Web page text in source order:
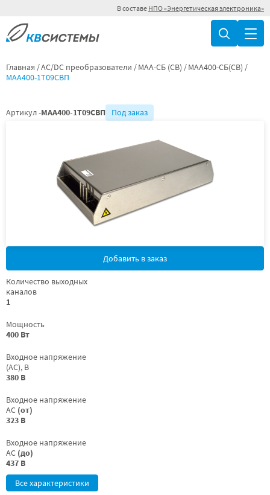
В составе НПО «Энергетическая электроника»
Главная AC/DC преобразователи МАА-СБ (СВ)
МАА400-СБ(СВ)
МАА400-1Т09СВП
Артикул -МАА400-1Т09СВП Под заказ
Добавить в заказ
Количество выходных
каналов
1
Мощность
400 Вт
Входное напряжение
(AC), В
380 В
Входное напряжение
AC (от)
323 В
Входное напряжение
AC (до)
437 В
Все характеристики